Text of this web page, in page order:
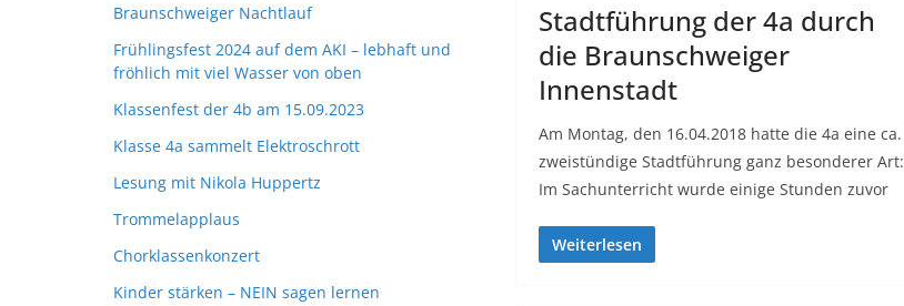
Stadtführung der 4a durch
die Braunschweiger
Innenstadt
Am Montag, den 16.04.2018 hatte die 4a eine ca.
zweistündige Stadtführung ganz besonderer Art:
Im Sachunterricht wurde einige Stunden zuvor
Weiterlesen
Braunschweiger Nachtlauf
Frühlingsfest 2024 auf dem AKI – lebhaft und
fröhlich mit viel Wasser von oben
Klassenfest der 4b am 15.09.2023
Klasse 4a sammelt Elektroschrott
Lesung mit Nikola Huppertz
Trommelapplaus
Chorklassenkonzert
Kinder stärken – NEIN sagen lernen